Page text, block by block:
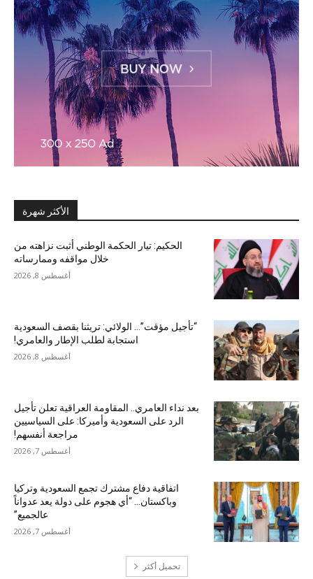
الأكثر شهرة
الحكيم: تيار الحكمة الوطني أثبت نزاهته من
خلال مواقفه وممارساته
أغسطس 8, 2026
“تأجيل مؤقت”… الولائي: تريثنا بقصف السعودية
استجابة لطلب الإطار والعامري!
أغسطس 8, 2026
بعد نداء العامري.. المقاومة العراقية تعلن تأجيل
الرد على السعودية وأميركا: على السياسيين
مراجعة أنفسهم!
أغسطس 7, 2026
اتفاقية دفاع مشترك تجمع السعودية وتركيا
وباكستان… “أي هجوم على دولة يعد عدواناً
عالجميع”
أغسطس 7, 2026
تحميل أكثر